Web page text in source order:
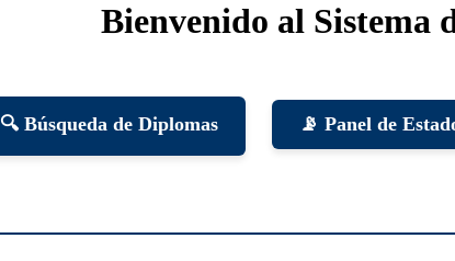
Bienvenido al Sistema
🔍 Búsqueda de Diplomas 📡 Panel de